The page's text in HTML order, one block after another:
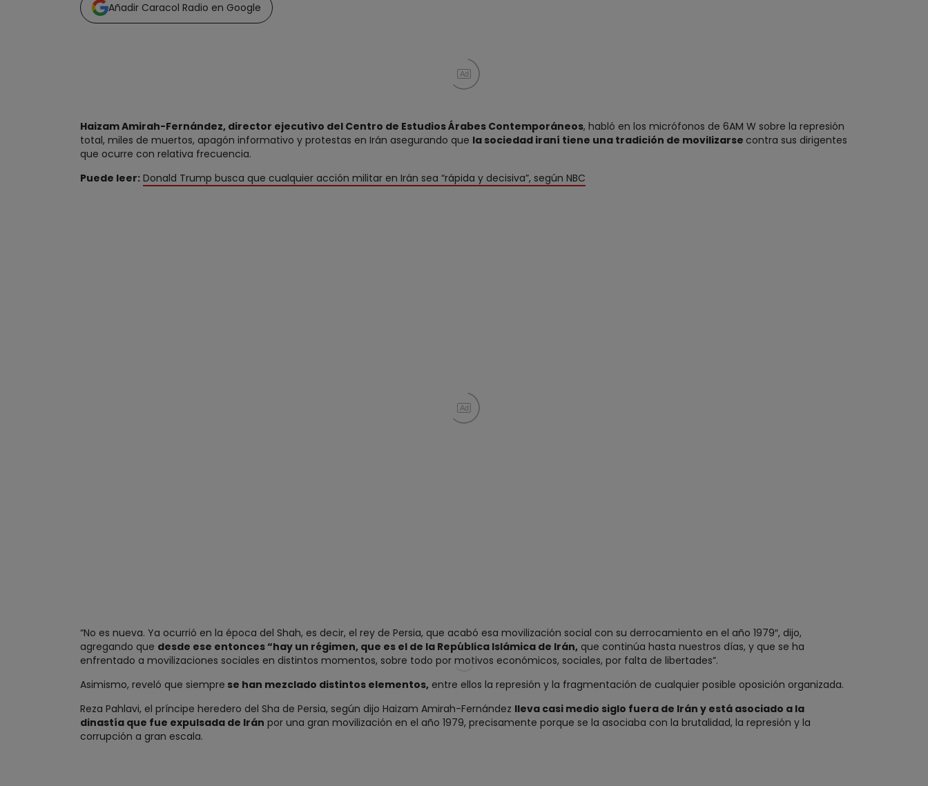
Añadir Caracol Radio en Google
Ad
Haizam Amirah-Fernández, director ejecutivo del Centro de Estudios Árabes Contemporáneos, habló en los micrófonos de 6AM W sobre la represión
total, miles de muertos, apagón informativo y protestas en Irán asegurando que la sociedad iraní tiene una tradición de movilizarse contra sus dirigentes
que ocurre con relativa frecuencia.
Puede leer: Donald Trump busca que cualquier acción militar en Irán sea “rápida y decisiva”, según NBC
Ad
“No es nueva. Ya ocurrió en la época del Shah, es decir, el rey de Persia, que acabó esa movilización social con su derrocamiento en el año 1979″, dijo,
agregando que desde ese entonces “hay un régimen, que es el de la República Islámica de Irán, que continúa hasta nuestros días, y que se ha
enfrentado a movilizaciones sociales en distintos momentos, sobre todo por motivos económicos, sociales, por falta de libertades”.
Asimismo, reveló que siempre se han mezclado distintos elementos, entre ellos la represión y la fragmentación de cualquier posible oposición organizada.
Reza Pahlavi, el príncipe heredero del Sha de Persia, según dijo Haizam Amirah-Fernández lleva casi medio siglo fuera de Irán y está asociado a la
dinastía que fue expulsada de Irán por una gran movilización en el año 1979, precisamente porque se la asociaba con la brutalidad, la represión y la
corrupción a gran escala.